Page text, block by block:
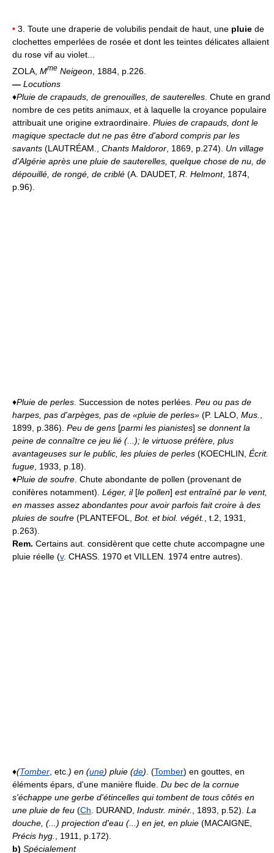
• 3. Toute une draperie de volubilis pendait de haut, une pluie de
clochettes emperlées de rosée et dont les teintes délicates allaient
du rose vif au violet...
ZOLA, Mme Neigeon , 1884, p.226.
— Locutions
♦Pluie de crapauds, de grenouilles, de sauterelles . Chute en grand
nombre de ces petits animaux, et à laquelle la croyance populaire
attribuait une origine extraordinaire. Pluies de crapauds, dont le
magique spectacle dut ne pas être d'abord compris par les
savants (LAUTRÉAM., Chants Maldoror , 1869, p.274). Un village
d'Algérie après une pluie de sauterelles, quelque chose de nu, de
dépouillé, de rongé, de criblé (A. DAUDET, R. Helmont, 1874,
p.96).
♦Pluie de perles . Succession de notes perlées. Peu ou pas de
harpes, pas d'arpèges, pas de «pluie de perles» (P. LALO, Mus.
1899, p.386). Peu de gens [parmi les pianistes] se donnent la
peine de connaître ce jeu lié (...); le virtuose préfère, plus
avantageuses sur le public, les pluies de perles (KOECHLIN, Écrit.
fugue , 1933, p.18).
♦Pluie de soufre . Chute abondante de pollen (provenant de
conifères notamment). Léger, il[le pollen] est entraîné par le vent,
en masses assez abondantes pour avoir parfois fait croire à des
pluies de soufre (PLANTEFOL, Bot. et biol. végét.
, t.2, 1931,
p.263).
Rem. Certains aut. considèrent que cette chute accompagne une
pluie réelle (v. CHASS. 1970 et VILLEN. 1974 entre autres).
♦(Tomber , etc. ) en (une) pluie (de) . (Tomber) en gouttes, en
éléments épars, d'une manière fluide. Du bec de la cornue
s'échappe une gerbe d'étincelles qui tombent de tous côtés en
une pluie de feu (Ch . DURAND, Industr. minér. , 1893, p.52). La
douche, (...) projection d'eau (...) en jet, en pluie (MACAIGNE,
Précis hyg.
, 1911, p.172).
b) Spécialement